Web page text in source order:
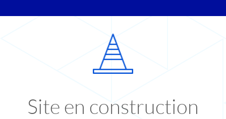
Site en construction